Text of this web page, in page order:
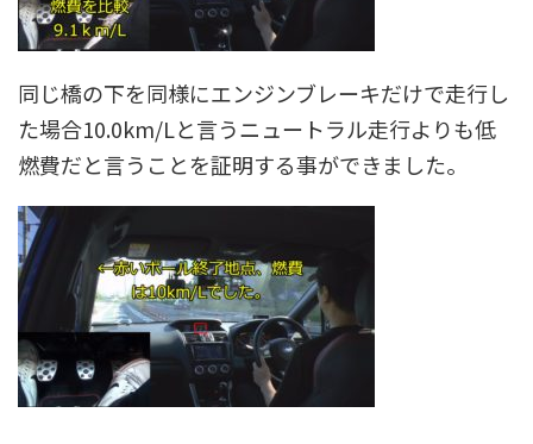
同じ橋の下を同様にエンジンブレーキだけで走行し
た場合10.0km/Lと言うニュートラル走行よりも低
燃費だと言うことを証明する事ができました。